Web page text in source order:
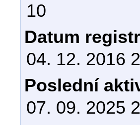
10
Datum
04. 12. 2016
Poslední
07. 09. 2025